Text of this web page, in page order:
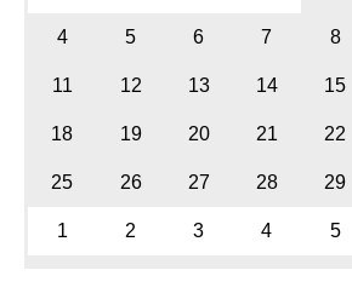
4 5 6 7 8
11 12 13 14 15
18 19 20 21 22
25 26 27 28 29
1 2 3 4 5